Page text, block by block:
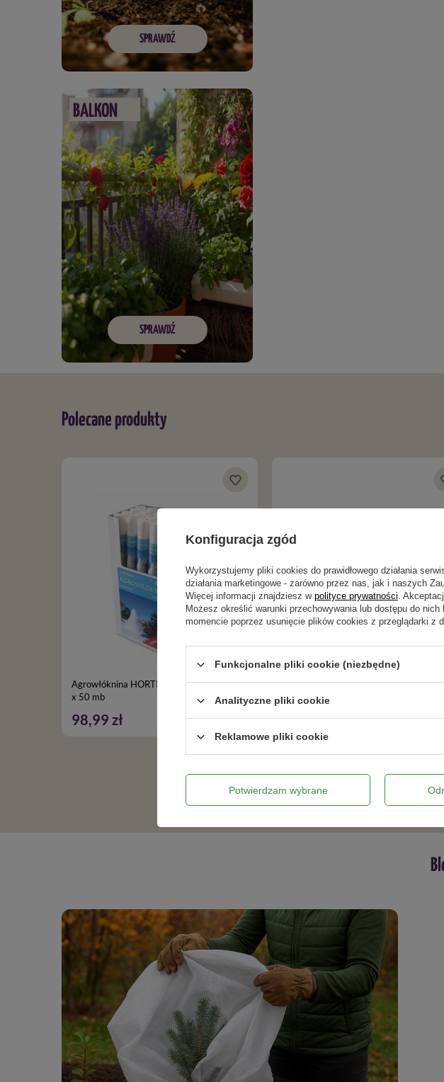
SPRAWDŹ
BALKON
SPRAWDŹ
Polecane produkty
Agrowłóknina HORTI-LINE zimowa 1,60 m
x 50 mb
98,99 zł
POKARM DLA PTAKÓW – KULA
– 1 SZT. 550 G
18,69 zł
Konfiguracja zgód
Wykorzystujemy pliki cookies do prawidłowego działania
działania marketingowe - zarówno przez nas, jak i naszych
Więcej informacji znajdziesz w polityce prywatności.
Możesz określić warunki przechowywania lub dostępu do
momencie poprzez usunięcie plików cookies z przeglądarki z
Funkcjonalne pliki cookie (niezbędne)
Analityczne pliki cookie
Reklamowe pliki cookie
Potwierdzam wybrane